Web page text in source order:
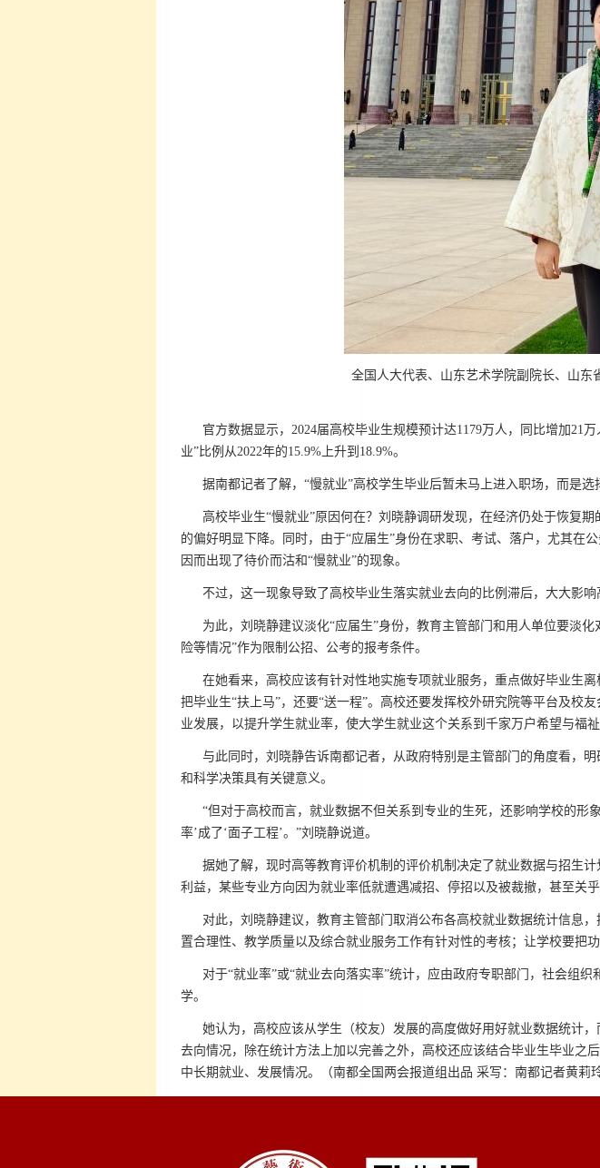
全国人大代表、山东艺术学院副院长、山东
官方数据显示，2024届高校毕业生规模预计达1179万人，同比增加21
业”比例从2022年的15.9%上升到18.9%。
据南都记者了解，“慢就业”高校学生毕业后暂未马上进入职场，而是
高校毕业生“慢就业”原因何在？刘晓静调研发现，在经济仍处于恢复
的偏好明显下降。同时，由于“应届生”身份在求职、考试、落户，尤其在
因而出现了待价而沽和“慢就业”的现象。
不过，这一现象导致了高校毕业生落实就业去向的比例滞后，大大影响
为此，刘晓静建议淡化“应届生”身份，教育主管部门和用人单位要淡
险等情况”作为限制公招、公考的报考条件。
在她看来，高校应该有针对性地实施专项就业服务，重点做好毕业生
把毕业生“扶上马”，还要“送一程”。高校还要发挥校外研究院等平台及校
业发展，以提升学生就业率，使大学生就业这个关系到千家万户希望与福
与此同时，刘晓静告诉南都记者，从政府特别是主管部门的角度看，
和科学决策具有关键意义。
“但对于高校而言，就业数据不但关系到专业的生死，还影响学校的形
率’成了‘面子工程’。”刘晓静说道。
据她了解，现时高等教育评价机制的评价机制决定了就业数据与招生
利益，某些专业方向因为就业率低就遭遇减招、停招以及被裁撤，甚至关乎
对此，刘晓静建议，教育主管部门取消公布各高校就业数据统计信息
置合理性、教学质量以及综合就业服务工作有针对性的考核；让学校要把
对于“就业率”或“就业去向落实率”统计，应由政府专职部门，社会组
学。
她认为，高校应该从学生（校友）发展的高度做好用好就业数据统计
去向情况，除在统计方法上加以完善之外，高校还应该结合毕业生毕业之
中长期就业、发展情况。（南都全国两会报道组出品 采写：南都记者黄莉